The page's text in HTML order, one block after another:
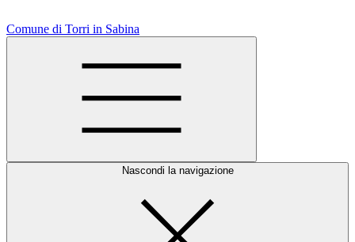
Comune di Torri in Sabina
Nascondi la navigazione